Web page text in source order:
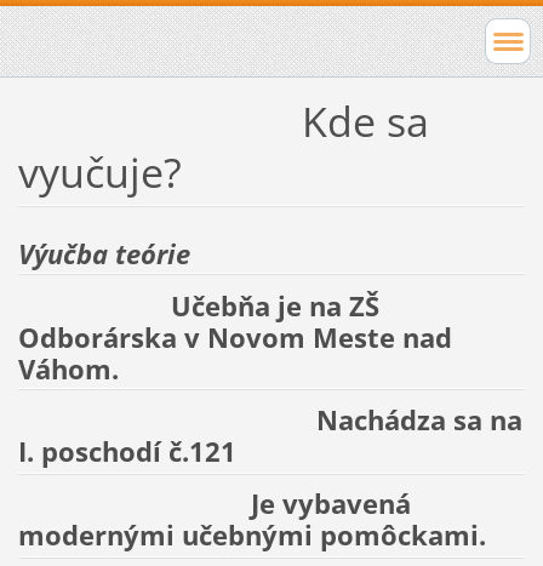
Kde sa
vyučuje?
Výučba teórie
Učebňa je na ZŠ
Odborárska v Novom Meste nad
Váhom.
Nachádza sa na
I. poschodí č.121
Je vybavená
modernými učebnými pomôckami.